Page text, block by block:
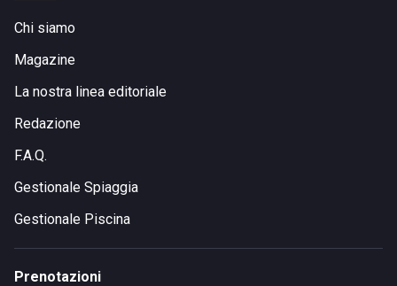
Chi siamo
Magazine
La nostra linea editoriale
Redazione
F.A.Q.
Gestionale Spiaggia
Gestionale Piscina
Prenotazioni